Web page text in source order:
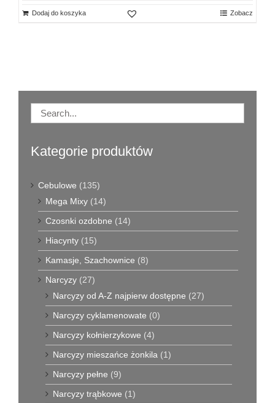
Dodaj do koszyka Zobacz
Kategorie produktów
Cebulowe (135)
Mega Mixy (14)
Czosnki ozdobne (14)
Hiacynty (15)
Kamasje, Szachownice (8)
Narcyzy (27)
Narcyzy od A-Z najpierw dostępne (27)
Narcyzy cyklamenowate (0)
Narcyzy kołnierzykowe (4)
Narcyzy mieszańce żonkila (1)
Narcyzy pełne (9)
Narcyzy trąbkowe (1)